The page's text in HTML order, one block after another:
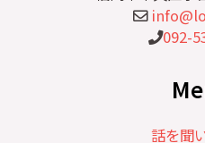
092-
話を聞